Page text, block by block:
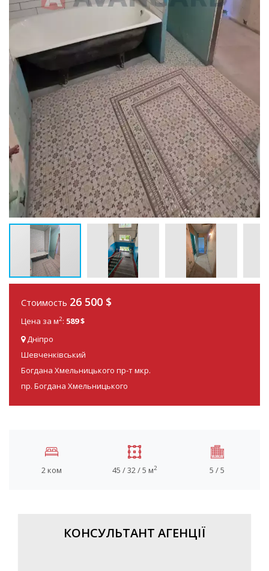
Стоимость 26 500 $
Цена за м2: 589 $
Дніпро
Шевченківський
Богдана Хмельницького пр-т мкр.
пр. Богдана Хмельницького
2 ком 45 / 32 / 5 м2 5 / 5
КОНСУЛЬТАНТ АГЕНЦІЇ